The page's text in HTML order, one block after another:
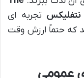
تجربه ای
که حتماً ارزش وقت
عمومی